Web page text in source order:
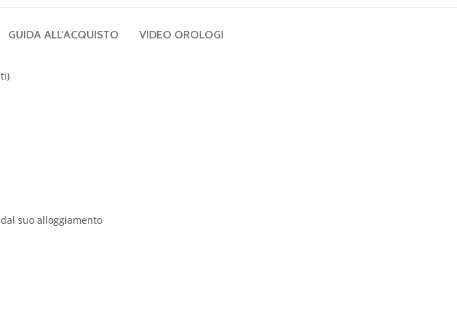
GUIDA ALL'ACQUISTO VIDEO OROLOGI
suo alloggiamento